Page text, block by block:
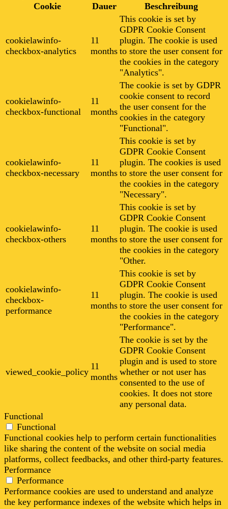
Cookie
Dauer Beschreibung
cookielawinfo-
checkbox-analytics
11
months
This cookie is set by
GDPR Cookie Consent
plugin. The cookie is used
to store the user consent for
the cookies in the category
"Analytics".
cookielawinfo-
checkbox-functional
11
months
The cookie is set by GDPR
cookie consent to record
the user consent for the
cookies in the category
"Functional".
cookielawinfo-
checkbox-necessary
11
months
This cookie is set by
GDPR Cookie Consent
plugin. The cookies is used
to store the user consent for
the cookies in the category
"Necessary".
cookielawinfo-
checkbox-others
11
months
This cookie is set by
GDPR Cookie Consent
plugin. The cookie is used
to store the user consent for
the cookies in the category
"Other.
cookielawinfo-
checkbox-
performance
11
months
This cookie is set by
GDPR Cookie Consent
plugin. The cookie is used
to store the user consent for
the cookies in the category
"Performance".
viewed_cookie_policy
11
months
The cookie is set by the
GDPR Cookie Consent
plugin and is used to store
whether or not user has
consented to the use of
cookies. It does not store
any personal data.
Functional
Functional
Functional cookies help to perform certain functionalities
like sharing the content of the website on social media
platforms, collect feedbacks, and other third-party features.
Performance
Performance
Performance cookies are used to understand and analyze
the key performance indexes of the website which helps in